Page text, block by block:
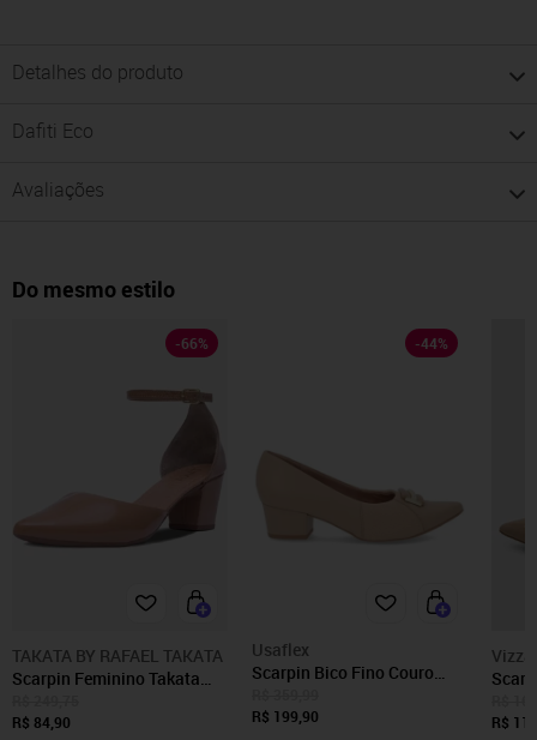
Detalhes do produto
Dafiti Eco
Avaliações
Do mesmo estilo
-66%
TAKATA BY RAFAEL TAKATA
Scarpin Feminino Takata
Slingback Bico Fino Nude
R$ 84,90
-44%
Usaflex
Scarpin Bico Fino Couro
R$ 199,90
R$